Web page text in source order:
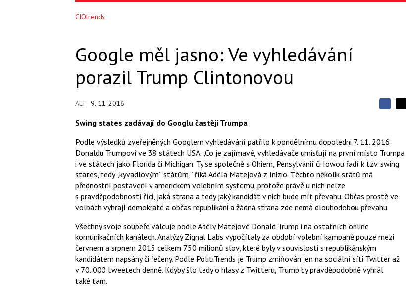
CIOtrends
Google měl jasno: Ve vyhledávání
porazil Trump Clintonovou
ALI 9. 11. 2016
S
l
e
S
e
t
e
a
c
e
k
t
Swing states zadávají do Googlu častěji Trumpa
Podle výsledků zveřejněných Googlem vyhledávání patřilo k pondělnímu dopoledni 7. 11. 2016
Donaldu Trumpovi ve 38 státech USA. „Co je zajímavé, vyhledávače umisťují na první místo Trumpa
i ve státech jako Florida či Michigan. Ty se společně s Ohiem, Pensylvánií či Iowou řadí k tzv. swing
states, tedy „kyvadlovým“ státům,“ říká Adéla Matejová z Inizio. Těchto několik států má
přednostní postavení v americkém volebním systému, protože právě u nich nelze
s pravděpodobností říci, jaká strana a tedy jaký kandidát v nich bude mít převahu. Občas prostě ve
volbách vyhrají demokraté a občas republikáni a žádná strana zde nemá dlouhodobou převahu.
Všechny svoje soupeře válcuje podle Adély Matejové Donald Trump i na ostatních online
komunikačních kanálech. Analýzy Zignal Labs vypočítaly za období volební kampaně pouze mezi
červnem a srpnem 2015 celkem 750 milionů slov, které byly v souvislosti s republikánským
kandidátem napsány či řečeny. Podle PolitiTrends je Trump zmiňován jen na sociální síti Twitter až
v 70. 000 tweetech denně. Kdyby šlo tedy o hlasy z Twitteru, Trump by pravděpodobně vyhrál
také tam.